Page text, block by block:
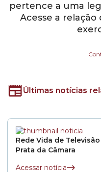
pertence a uma
Acesse a
Últimas notícias
Rede Vida de
Prata da Câmara
Acessar notícia